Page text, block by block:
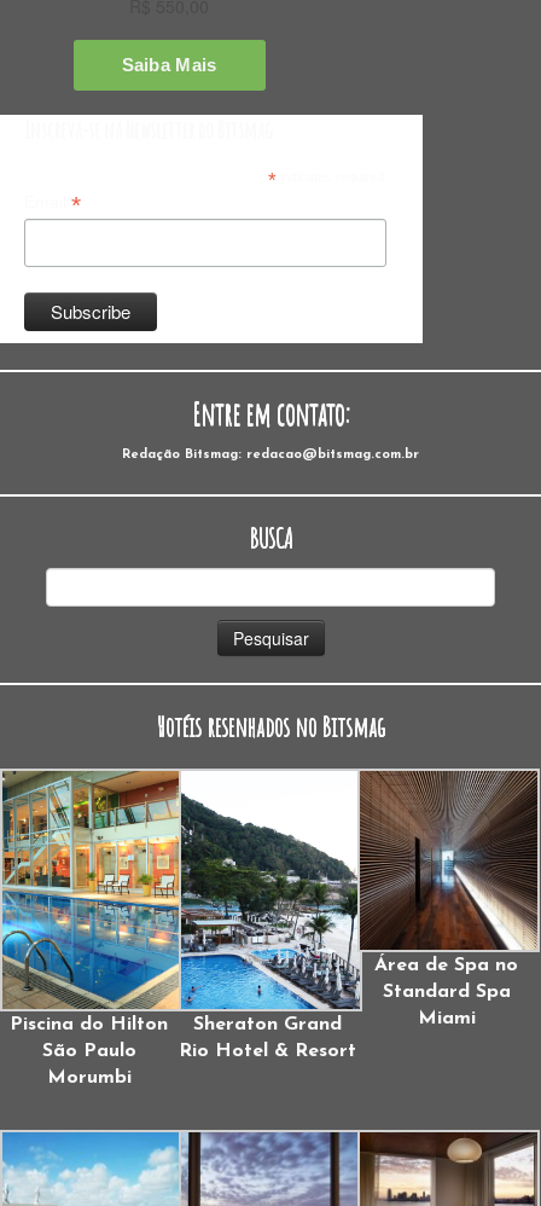
*indicates required
*
Entre em contato:
Redação Bitsmag: redacao@bitsmag.com.br
BUSCA
Hotéis resenhados no Bitsmag
Piscina do Hilton
São Paulo
Morumbi
Sheraton Grand
Rio Hotel & Resort
Área de Spa no
Standard Spa
Miami